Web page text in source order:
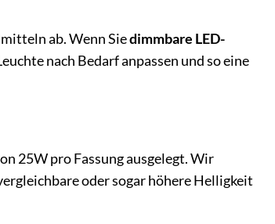
ab. Wenn Siedimmbare LED-
nach Bedarf anpassen und so eine
25W pro Fassung ausgelegt. Wir
oder sogar höhere Helligkeit